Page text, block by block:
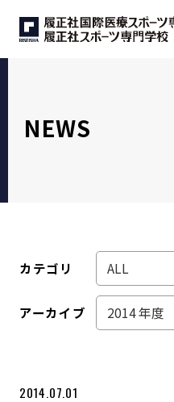
NEWS
カテゴリ
アーカイブ
2014.07.01